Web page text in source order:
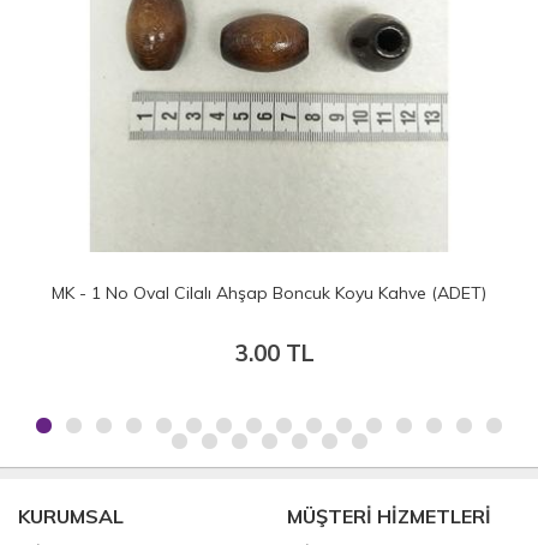
(ADET) MK - 17 mm Yuvarlak Ahşap Boncuk Çeşitleri
KURUMSAL MÜŞTERİ HİZMETLERİ